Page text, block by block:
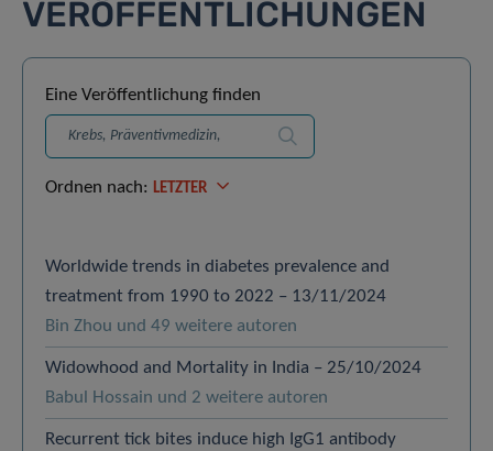
VERÖFFENTLICHUNGEN
Eine Veröffentlichung finden
Suchen
Ordnen nach: LETZTER
Worldwide trends in diabetes prevalence and
treatment from 1990 to 2022 – 13/11/2024
Bin Zhou und 49 weitere autoren
Widowhood and Mortality in India – 25/10/2024
Babul Hossain und 2 weitere autoren
Recurrent tick bites induce high IgG1 antibody